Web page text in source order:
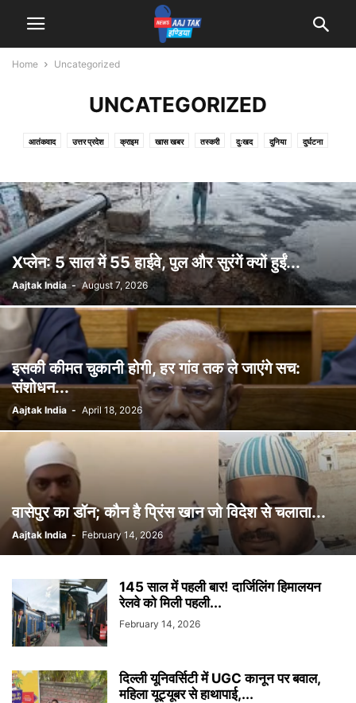
Home Uncategorized
UNCATEGORIZED
आतंकवाद उत्तर प्रदेश क्राइम खास खबर तस्करी दुःखद दुनिया दुर्घटना
स्पोर्ट्स
Xप्लेन: 5 साल में 55 हाईवे, पुल और सुरंगें क्यों हुईं...
Aajtak India - August 7, 2026
इसकी कीमत चुकानी होगी, हर गांव तक ले जाएंगे सच:
संशोधन...
Aajtak India - April 18, 2026
वासेपुर का डॉन; कौन है प्रिंस खान जो विदेश से चलाता...
Aajtak India - February 14, 2026
145 साल में पहली बार! दार्जिलिंग हिमालयन
रेलवे को मिली पहली...
February 14, 2026
दिल्ली यूनिवर्सिटी में UGC कानून पर बवाल,
महिला यूट्यूबर से हाथापाई,...